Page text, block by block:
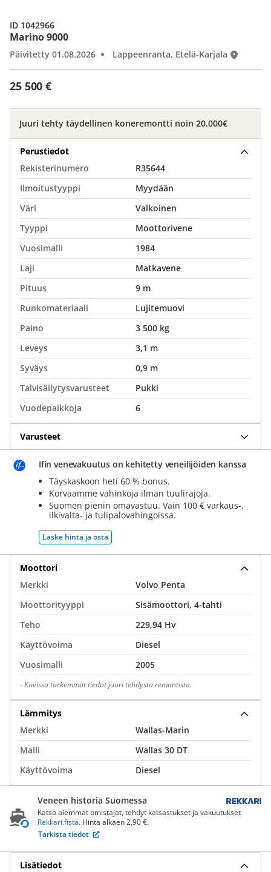
Marino 9000
25 500 €
Päivitetty 01.08.2026 Lappeenranta, Etelä-Karjala
ID 1042966
Juuri tehty täydellinen koneremontti noin 20.000€
Perustiedot
Rekisterinumero
R35644
Ilmoitustyyppi
Myydään
Väri
Valkoinen
Tyyppi
Moottorivene
Vuosimalli
1984
Laji
Matkavene
Pituus
9 m
Runkomateriaali
Lujitemuovi
Paino
3 500 kg
Leveys
3,1 m
Syväys
0,9 m
Talvisäilytysvarusteet
Pukki
Vuodepaikkoja
6
Varusteet
Ifin venevakuutus on kehitetty veneilijöiden kanssa
Täyskaskoon heti 60 % bonus.
Korvaamme vahinkoja ilman tuulirajoja.
Suomen pienin omavastuu. Vain 100 € varkaus-,
ilkivalta- ja tulipalovahingoissa.
Laske hinta ja osta
Moottori
Merkki
Volvo Penta
Moottorityyppi
Sisämoottori, 4-tahti
Teho
229,94 Hv
Käyttövoima
Diesel
Vuosimalli
2005
-Kuvissa tarkemmat tiedot juuri tehdystä remontista.
Lämmitys
Merkki
Wallas-Marin
Malli
Wallas 30 DT
Käyttövoima
Diesel
Veneen historia Suomessa
Katso aiemmat omistajat, tehdyt katsastukset ja vakuutukset
Rekkari.fistä. Hinta alkaen 2,90 €.
Tarkista tiedot
Lisätiedot